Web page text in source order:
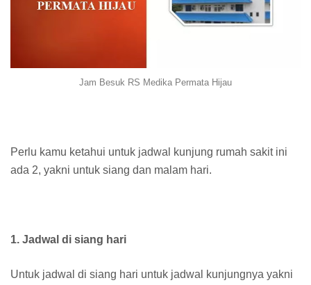
Jam Besuk RS Medika Permata Hijau
Perlu kamu ketahui untuk jadwal kunjung rumah sakit ini
ada 2, yakni untuk siang dan malam hari.
1. Jadwal di siang hari
Untuk jadwal di siang hari untuk jadwal kunjungnya yakni